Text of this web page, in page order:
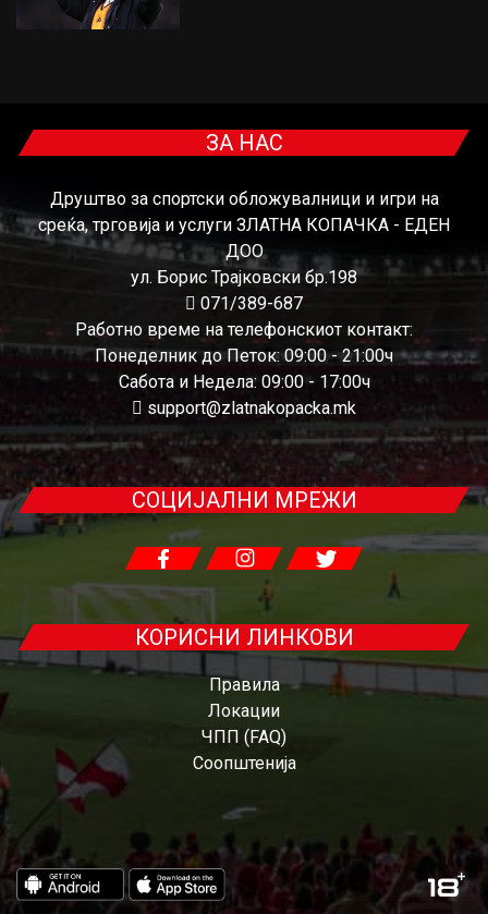
ЗА НАС
Друштво за спортски обложувалници и игри на
среќа, трговија и услуги ЗЛАТНА КОПАЧКА - ЕДЕН
ДОО
ул. Борис Трајковски бр.198
071/389-687
Работно време на телефонскиот контакт:
Понеделник до Петок: 09:00 - 21:00ч
Сабота и Недела: 09:00 - 17:00ч
support@zlatnakopacka.mk
СОЦИЈАЛНИ МРЕЖИ
КОРИСНИ ЛИНКОВИ
Правила
Локации
ЧПП (FAQ)
Соопштенија